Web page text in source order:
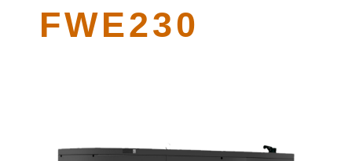
FWE230